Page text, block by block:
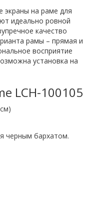
экраны на раме для
идеально ровной
качество
рамы – прямая и
восприятие
установка на
LCH-100105
черным бархатом.